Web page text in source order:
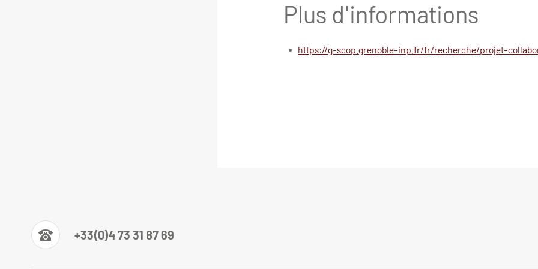
Plus d'informations
https://g-scop.grenoble-inp.fr/fr/recherche/projet-
+33(0)4 73 31 87 69